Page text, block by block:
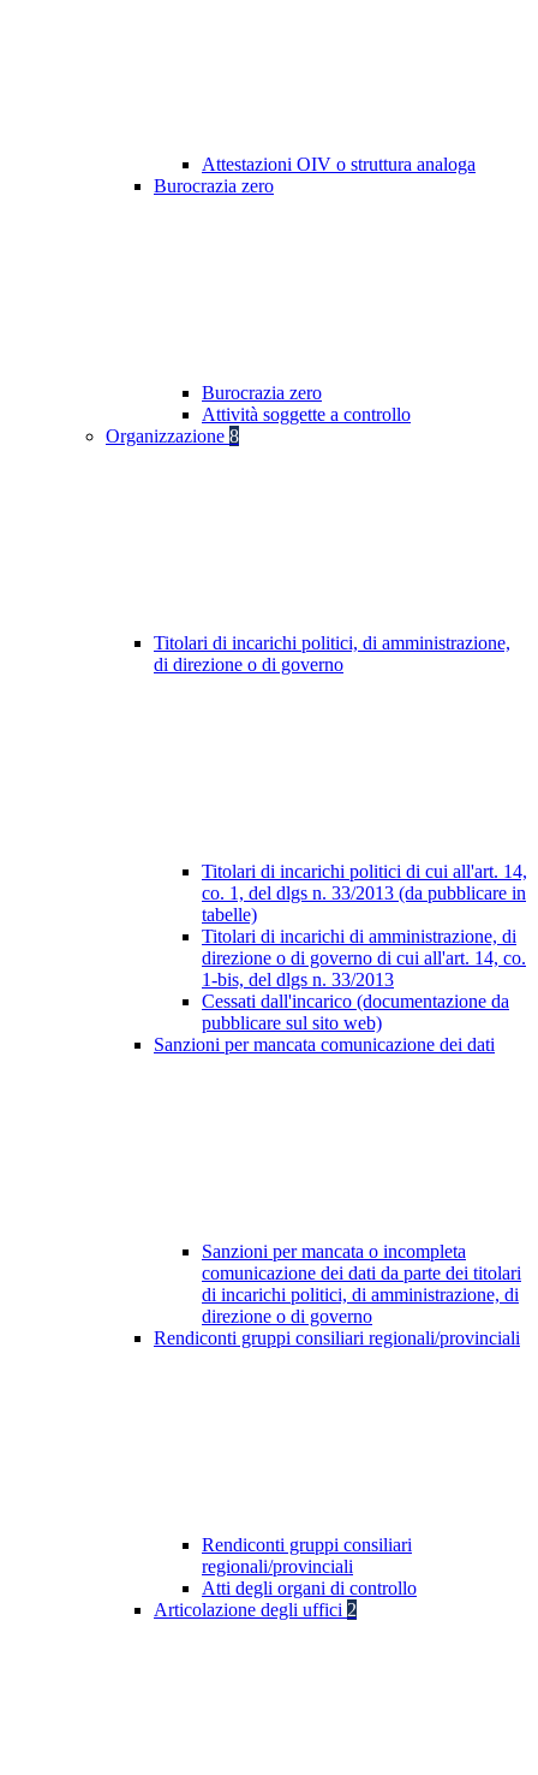
Attestazioni OIV o struttura analoga
Burocrazia zero
Burocrazia zero
Attività soggette a controllo
Organizzazione 8
Titolari di incarichi politici, di amministrazione,
di direzione o di governo
Titolari di incarichi politici di cui all'art. 14,
co. 1, del dlgs n. 33/2013 (da pubblicare in
tabelle)
Titolari di incarichi di amministrazione, di
direzione o di governo di cui all'art. 14, co.
1-bis, del dlgs n. 33/2013
Cessati dall'incarico (documentazione da
pubblicare sul sito web)
Sanzioni per mancata comunicazione dei dati
Sanzioni per mancata o incompleta
comunicazione dei dati da parte dei titolari
di incarichi politici, di amministrazione, di
direzione o di governo
Rendiconti gruppi consiliari regionali/provinciali
Rendiconti gruppi consiliari
regionali/provinciali
Atti degli organi di controllo
Articolazione degli uffici 2